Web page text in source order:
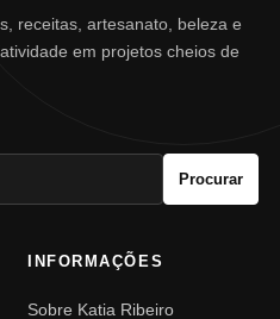
receitas, artesanato, beleza e
em projetos cheios de
Procurar
INFORMAÇÕES
Sobre Katia Ribeiro